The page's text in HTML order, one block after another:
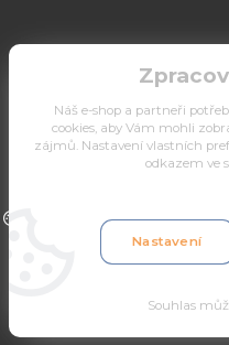
Upravit sběr cookies.
Náš e-shop a partneři
cookies, aby Vám mohli
zájmů. Nastavení vlastních
odkazem ve
Nastavení
Souhlas